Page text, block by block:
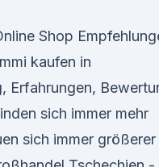
Shop
kaufen in
Erfahrungen,
sich immer mehr
sich immer größerer